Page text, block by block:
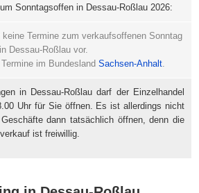
Sonntagsoffen in Dessau-Roßlau 2026:
Termine zum verkaufsoffenen Sonntag
in Dessau-Roßlau vor.
im Bundesland Sachsen-Anhalt.
in Dessau-Roßlau darf der Einzelhandel
Uhr für Sie öffnen. Es ist allerdings nicht
dann tatsächlich öffnen, denn die
ist freiwillig.